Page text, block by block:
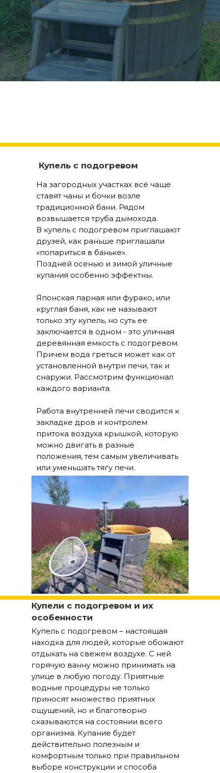
Купель с подогревом
На загородных участках всё чаще
ставят чаны и бочки возле
традиционной бани. Рядом
возвышается труба дымохода.
В купель с подогревом приглашают
друзей, как раньше приглашали
«попариться в баньке».
Поздней осенью и зимой уличные
купания особенно эффектны.
Японская парная или фурако, или
круглая баня, как не называют
только эту купель, но суть ее
заключается в одном - это уличная
деревянная емкость с подогревом.
Причем вода греться может как от
установленной внутри печи, так и
снаружи. Рассмотрим функционал
каждого варианта.
Работа внутренней печи сводится к
закладке дров и контролем
притока воздуха крышкой, которую
можно двигать в разные
положения, тем самым увеличивать
или уменьшать тягу печи.
Купели с подогревом и их
особенности
Купель с подогревом – настоящая
находка для людей, которые обожают
отдыхать на свежем воздухе. С ней
горячую ванну можно принимать на
улице в любую погоду. Приятные
водные процедуры не только
приносят множество приятных
ощущений, но и благотворно
сказываются на состоянии всего
организма. Купание будет
действительно полезным и
комфортным только при правильном
выборе конструкции и способа